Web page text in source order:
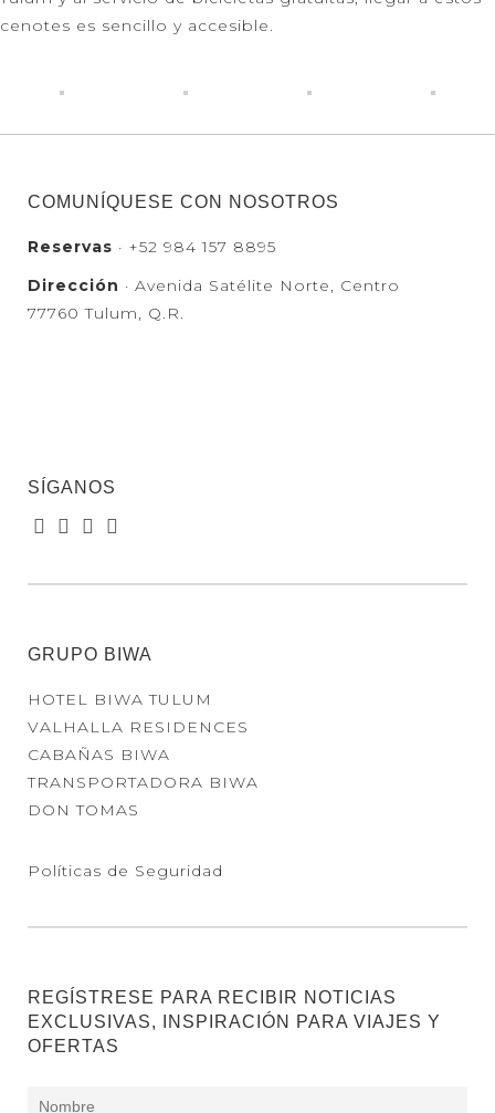
cenotes es sencillo y accesible.
COMUNÍQUESE CON NOSOTROS
Reservas · +52 984 157 8895
Dirección · Avenida Satélite Norte, Centro
77760 Tulum, Q.R.
SÍGANOS
GRUPO BIWA
HOTEL BIWA TULUM
VALHALLA RESIDENCES
CABAÑAS BIWA
TRANSPORTADORA BIWA
DON TOMAS
Políticas de Seguridad
REGÍSTRESE PARA RECIBIR NOTICIAS
EXCLUSIVAS, INSPIRACIÓN PARA VIAJES Y
OFERTAS